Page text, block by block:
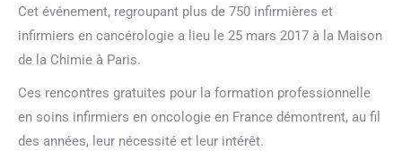
Cet événement, regroupant plus de 750 infirmières et
infirmiers en cancérologie a lieu le 25 mars 2017 à la Maison
de la Chimie à Paris.
Ces rencontres gratuites pour la formation professionnelle
en soins infirmiers en oncologie en France démontrent, au fil
des années, leur nécessité et leur intérêt.